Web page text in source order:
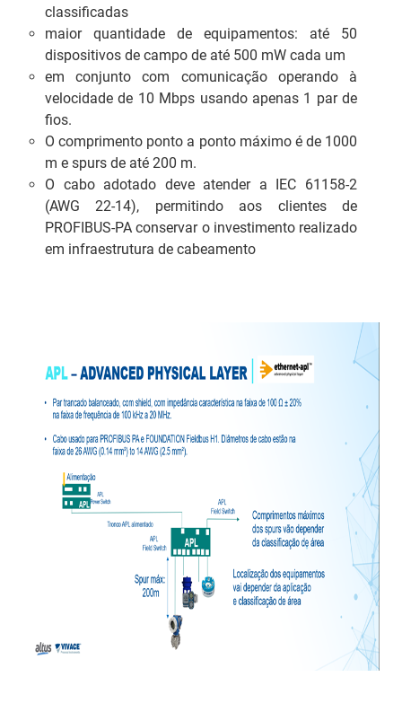
classificadas
maior quantidade de equipamentos: até 50
dispositivos de campo de até 500 mW cada um
em conjunto com comunicação operando à
velocidade de 10 Mbps usando apenas 1 par de
fios.
O comprimento ponto a ponto máximo é de 1000
m e spurs de até 200 m.
O cabo adotado deve atender a IEC 61158-2
(AWG 22-14), permitindo aos clientes de
PROFIBUS-PA conservar o investimento realizado
em infraestrutura de cabeamento